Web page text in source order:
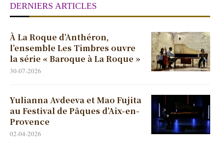
DERNIERS ARTICLES
À La Roque d’Anthéron,
l’ensemble Les Timbres ouvre
la série « Baroque à La Roque »
30-07-2026
Yulianna Avdeeva et Mao Fujita
au Festival de Pâques d’Aix-en-
Provence
02-04-2026